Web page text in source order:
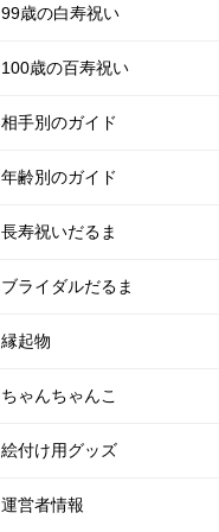
99歳の白寿祝い
100歳の百寿祝い
相手別のガイド
年齢別のガイド
長寿祝いだるま
ブライダルだるま
縁起物
ちゃんちゃんこ
絵付け用グッズ
運営者情報